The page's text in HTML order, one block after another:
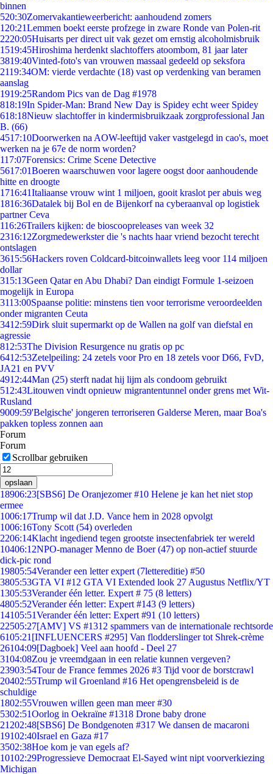
binnen
520:30Zomervakantieweerbericht: aanhoudend zomers
1 20:21Lemmen boekt eerste profzege in zware Ronde van Polen-rit
2220:05Huisarts per direct uit vak gezet om ernstig alcoholmisbruik
1519:45Hiroshima herdenkt slachtoffers atoombom, 81 jaar later
3819:40Vinted-foto's van vrouwen massaal gedeeld op seksfora
2119:34OM: vierde verdachte (18) vast op verdenking van beramen
aanslag
1919:25Random Pics van de Dag #1978
818:19In Spider-Man: Brand New Day is Spidey echt weer Spidey
618:18Nieuw slachtoffer in kindermisbruikzaak zorgprofessional Jan
B. (66)
4517:10Doorwerken na AOW-leeftijd vaker vastgelegd in cao's, moet
werken na je 67e de norm worden?
117:07Forensics: Crime Scene Detective
5617:01Boeren waarschuwen voor lagere oogst door aanhoudende
hitte en droogte
1716:41Italiaanse vrouw wint 1 miljoen, gooit kraslot per abuis weg
1816:36Datalek bij Bol en de Bijenkorf na cyberaanval op logistiek
partner Ceva
116:26Trailers kijken: de bioscoopreleases van week 32
2316:12Zorgmedewerkster die 's nachts haar vriend bezocht terecht
ontslagen
3615:56Hackers roven Coldcard-bitcoinwallets leeg voor 114 miljoen
dollar
315:13Geen Qatar en Abu Dhabi? Dan eindigt Formule 1-seizoen
mogelijk in Europa
3113:00Spaanse politie: minstens tien voor terrorisme veroordeelden
onder migranten Ceuta
3412:59Dirk sluit supermarkt op de Wallen na golf van diefstal en
agressie
812:53The Division Resurgence nu gratis op pc
6412:53Zetelpeiling: 24 zetels voor Pro en 18 zetels voor D66, FvD,
JA21 en PVV
4912:44Man (25) sterft nadat hij lijm als condoom gebruikt
512:43Litouwen vindt opnieuw migrantentunnel onder grens met Wit-
Rusland
9009:59'Belgische' jongeren terroriseren Galderse Meren, maar Boa's
pakken topless zonnen aan
Forum
Forum
Scrollbar gebruiken
opslaan
18906:23[SBS6] De Oranjezomer #10 Helene je kan het niet stop
ermee
1006:17Trump wil dat J.D. Vance hem in 2028 opvolgt
1006:16Tony Scott (54) overleden
2206:14Klacht ingediend tegen grootste insectenfabriek ter wereld
10406:12NPO-manager Menno de Boer (47) op non-actief stuurde
dick-pic rond
19805:54Verander een letter expert (7lettereditie) #50
3805:53GTA VI #12 GTA VI Extended look 27 Augustus Netflix/YT
1305:53Verander één letter. Expert # 75 (8 letters)
4805:52Verander één letter: Expert #143 (9 letters)
14105:51Verander één letter: Expert #91 (10 letters)
22505:27[AMV] VS #1312 spammers van de internationale rechtsorde
6105:21 [INFLUENCERS #295] Van flodderslinger tot Shrek-crème
26104:09[Dagboek] Veel aan hoofd - Deel 27
3104:08Zou je vreemdgaan in een relatie kunnen vergeven?
23903:54Tour de France femmes 2026 #3 Tijd voor de borstcrawl
20402:55Trump wil Groenland #16 Het opengrensbeleid is de
schuldige
1802:55Vrouwen willen geen man meer #30
5302:51Oorlog in Oekraïne #1318 Drone baby drone
21202:48[SBS6] De Bondgenoten #317 We dansen de macaroni
19102:40Israel en Gaza #17
3502:38Hoe kom je van egels af?
10102:29Progressieve Democraat El-Sayed wint nipt voorverkiezing
Michigan